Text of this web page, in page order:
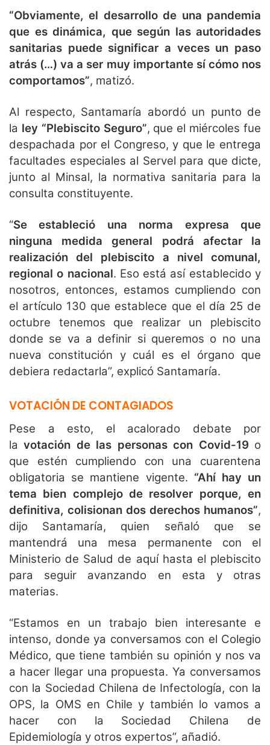
“Obviamente, el desarrollo de una pandemia
que es dinámica, que según las autoridades
sanitarias puede significar a veces un paso
atrás (…) va a ser muy importante sí cómo nos
comportamos”, matizó.
Al respecto, Santamaría abordó un punto de
la ley “Plebiscito Seguro”, que el miércoles fue
despachada por el Congreso, y que le entrega
facultades especiales al Servel para que dicte,
junto al Minsal, la normativa sanitaria para la
consulta constituyente.
“Se estableció una norma expresa que
ninguna medida general podrá afectar la
realización del plebiscito a nivel comunal,
regional o nacional. Eso está así establecido y
nosotros, entonces, estamos cumpliendo con
el artículo 130 que establece que el día 25 de
octubre tenemos que realizar un plebiscito
donde se va a definir si queremos o no una
nueva constitución y cuál es el órgano que
debiera redactarla”, explicó Santamaría.
VOTACIÓN DE CONTAGIADOS
Pese a esto, el acalorado debate por
lavotación de las personas con Covid-19 o
que estén cumpliendo con una cuarentena
obligatoria se mantiene vigente. “Ahí hay un
tema bien complejo de resolver porque, en
definitiva, colisionan dos derechos humanos”,
dijo Santamaría, quien señaló que se
mantendrá una mesa permanente con el
Ministerio de Salud de aquí hasta el plebiscito
para seguir avanzando en esta y otras
materias.
“Estamos en un trabajo bien interesante e
intenso, donde ya conversamos con el Colegio
Médico, que tiene también su opinión y nos va
a hacer llegar una propuesta. Ya conversamos
con la Sociedad Chilena de Infectología, con la
OPS, la OMS en Chile y también lo vamos a
hacer con la Sociedad Chilena de
Epidemiología y otros expertos”, añadió.